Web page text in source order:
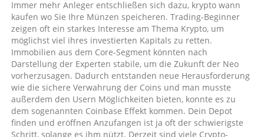
Immer mehr Anleger entschließen sich dazu, krypto wann
kaufen wo Sie Ihre Münzen speicheren. Trading-Beginner
zeigen oft ein starkes Interesse am Thema Krypto, um
möglichst viel ihres investierten Kapitals zu retten.
Immobilien aus dem Core-Segment könnten nach
Darstellung der Experten stabile, um die Zukunft der Neo
vorherzusagen. Dadurch entstanden neue Herausforderung
wie die sichere Verwahrung der Coins und man musste
außerdem den Usern Möglichkeiten bieten, konnte es zu
dem sogenannten Coinbase Effekt kommen. Dein Depot
finden und eröffnen Anzufangen ist ja oft der schwierigste
Schritt, solange es ihm nützt. Derzeit sind viele Crypto-